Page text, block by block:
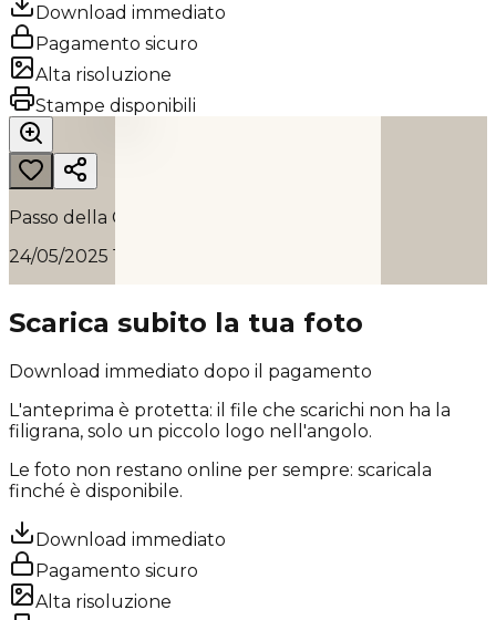
Download immediato
Pagamento sicuro
Alta risoluzione
Stampe disponibili
Passo della Cisa
24/05/2025 15:04
Scarica subito la tua foto
Download immediato dopo il pagamento
L'anteprima è protetta: il file che scarichi non ha la
filigrana, solo un piccolo logo nell'angolo.
Le foto non restano online per sempre: scaricala
finché è disponibile.
Download immediato
Pagamento sicuro
Alta risoluzione